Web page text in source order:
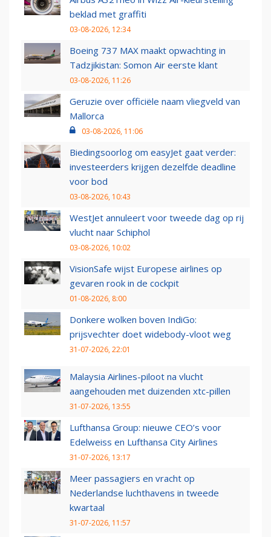
beklad met graffiti
03-08-2026, 12:34
Boeing 737 MAX maakt opwachting in
Tadzjikistan: Somon Air eerste klant
03-08-2026, 11:26
Geruzie over officiële naam vliegveld van
Mallorca
03-08-2026, 11:06
Biedingsoorlog om easyJet gaat verder:
investeerders krijgen dezelfde deadline
voor bod
03-08-2026, 10:43
WestJet annuleert voor tweede dag op rij
vlucht naar Schiphol
03-08-2026, 10:02
VisionSafe wijst Europese airlines op
gevaren rook in de cockpit
01-08-2026, 8:00
Donkere wolken boven IndiGo:
prijsvechter doet widebody-vloot weg
31-07-2026, 22:01
Malaysia Airlines-piloot na vlucht
aangehouden met duizenden xtc-pillen
31-07-2026, 13:55
Lufthansa Group: nieuwe CEO’s voor
Edelweiss en Lufthansa City Airlines
31-07-2026, 13:17
Meer passagiers en vracht op
Nederlandse luchthavens in tweede
kwartaal
31-07-2026, 11:57